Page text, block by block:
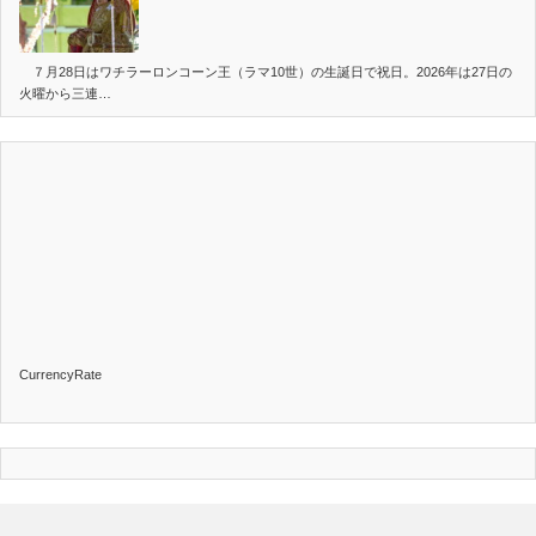
７月28日はワチラーロンコーン王（ラマ10世）の生誕日で祝日。2026年は27日の
火曜から三連…
CurrencyRate